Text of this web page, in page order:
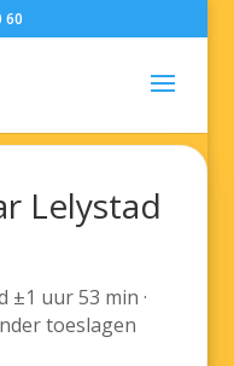
60
Lelystad
±1 uur 53 min ·
toeslagen